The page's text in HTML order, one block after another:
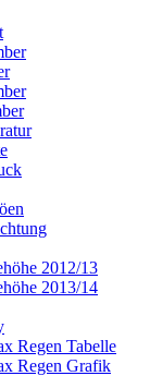
2012/13
2013/14
Regen Tabelle
Regen Grafik